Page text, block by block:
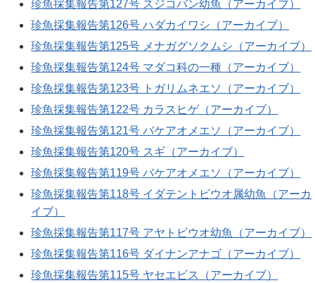
珍魚採集報告第127号 スジコバン幼魚（アーカイブ）
珍魚採集報告第126号 ハダカイワシ（アーカイブ）
珍魚採集報告第125号 メナガグソクムシ（アーカイブ）
珍魚採集報告第124号 マダコ科の一種（アーカイブ）
珍魚採集報告第123号 トガリムネエソ（アーカイブ）
珍魚採集報告第122号 カラスヒゲ（アーカイブ）
珍魚採集報告第121号 バケアオメエソ（アーカイブ）
珍魚採集報告第120号 スギ（アーカイブ）
珍魚採集報告第119号 バケアオメエソ（アーカイブ）
珍魚採集報告第118号 イダテントビウオ属幼魚（アーカ
イブ）
珍魚採集報告第117号 アヤトビウオ幼魚（アーカイブ）
珍魚採集報告第116号 ダイナンアナゴ（アーカイブ）
珍魚採集報告第115号 ヤセエビス（アーカイブ）